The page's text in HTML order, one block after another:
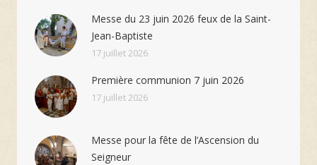
Messe du 23 juin 2026 feux de la Saint-
Jean-Baptiste
17 juillet 2026
Première communion 7 juin 2026
17 juillet 2026
Messe pour la fête de l’Ascension du
Seigneur